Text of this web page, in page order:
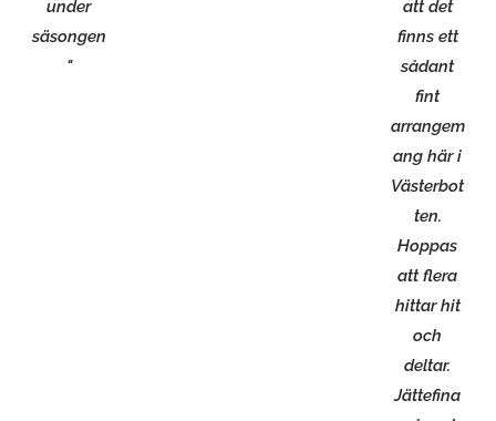
under
säsongen
"
att det
finns ett
sådant
fint
arrangem
ang här i
Västerbot
ten.
Hoppas
att flera
hittar hit
och
deltar.
Jättefina